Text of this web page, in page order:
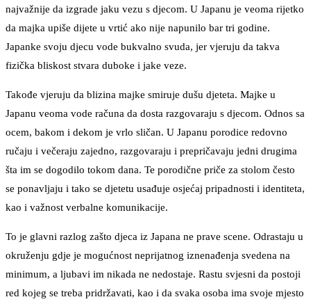
najvažnije da izgrade jaku vezu s djecom. U Japanu je veoma rijetko
da majka upiše dijete u vrtić ako nije napunilo bar tri godine.
Japanke svoju djecu vode bukvalno svuda, jer vjeruju da takva
fizička bliskost stvara duboke i jake veze.
Takođe vjeruju da blizina majke smiruje dušu djeteta. Majke u
Japanu veoma vode računa da dosta razgovaraju s djecom. Odnos sa
ocem, bakom i dekom je vrlo sličan. U Japanu porodice redovno
ručaju i večeraju zajedno, razgovaraju i prepričavaju jedni drugima
šta im se dogodilo tokom dana. Te porodične priče za stolom često
se ponavljaju i tako se djetetu usađuje osjećaj pripadnosti i identiteta,
kao i važnost verbalne komunikacije.
To je glavni razlog zašto djeca iz Japana ne prave scene. Odrastaju u
okruženju gdje je mogućnost neprijatnog iznenađenja svedena na
minimum, a ljubavi im nikada ne nedostaje. Rastu svjesni da postoji
red kojeg se treba pridržavati, kao i da svaka osoba ima svoje mjesto